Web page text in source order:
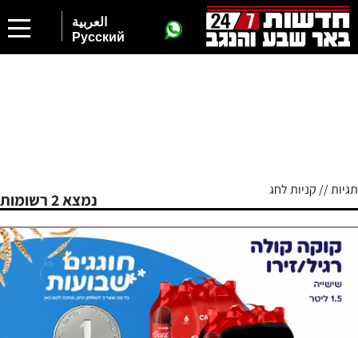
العربية
Русский
תגיות // קניות לחג
נמצא 2 רשומות